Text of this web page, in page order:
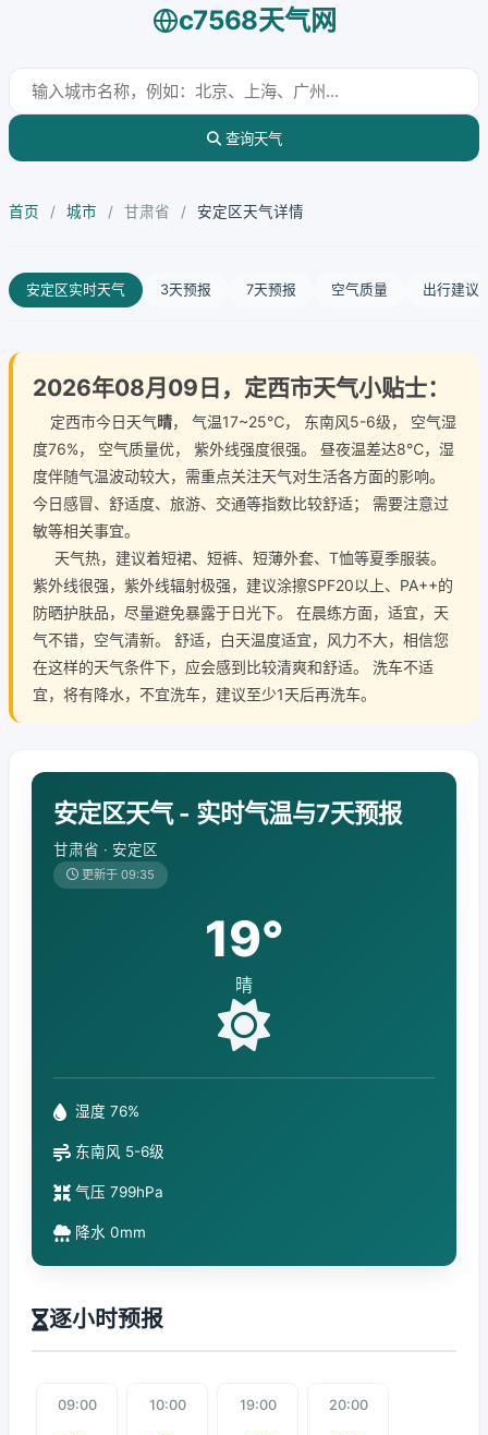
c7568天气网
查询天气
首页 / 城市 / 甘肃省 / 安定区天气详情
安定区实时天气 3天预报 7天预报 空气质量 出行建议
2026年08月09日，定西市天气小贴士：
定西市今日天气晴， 气温17~25℃， 东南风5-6级， 空气湿
度76%， 空气质量优， 紫外线强度很强。 昼夜温差达8℃，湿
度伴随气温波动较大，需重点关注天气对生活各方面的影响。
今日感冒、舒适度、旅游、交通等指数比较舒适； 需要注意过
敏等相关事宜。
天气热，建议着短裙、短裤、短薄外套、T恤等夏季服装。
紫外线很强，紫外线辐射极强，建议涂擦SPF20以上、PA++的
防晒护肤品，尽量避免暴露于日光下。 在晨练方面，适宜，天
气不错，空气清新。 舒适，白天温度适宜，风力不大，相信您
在这样的天气条件下，应会感到比较清爽和舒适。 洗车不适
宜，将有降水，不宜洗车，建议至少1天后再洗车。
安定区天气 - 实时气温与7天预报
甘肃省 · 安定区
更新于 09:35
19°
晴
湿度 76%
东南风 5-6级
气压 799hPa
降水 0mm
逐小时预报
09:00 10:00 19:00 20:00